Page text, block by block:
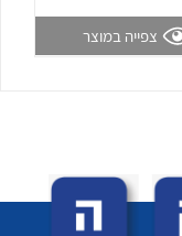
לכל מוצרי היצרן
צפייה במוצר